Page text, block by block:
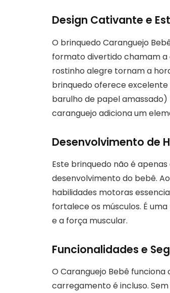
Design Cativante e
O brinquedo Caranguejo
formato divertido chamam a
rostinho alegre tornam a
brinquedo oferece excelente
barulho de papel
caranguejo adiciona um
Desenvolvimento de
Este brinquedo não é
desenvolvimento do bebê.
habilidades motoras
fortalece os músculos. É
e a força muscular.
Funcionalidades e
O Caranguejo Bebê
carregamento é incluso.